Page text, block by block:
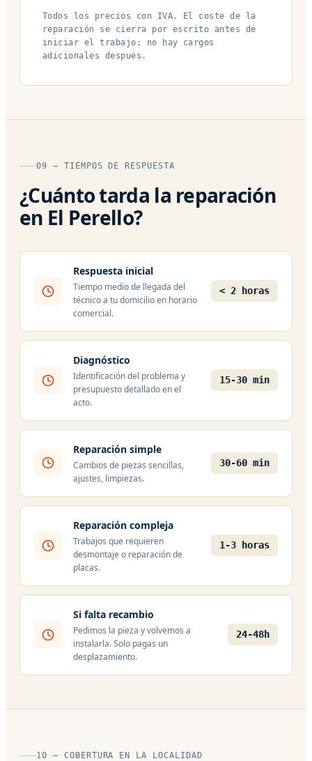
Todos los precios con IVA. El coste de la
reparación se cierra por escrito antes de
iniciar el trabajo; no hay cargos
adicionales después.
09 — TIEMPOS DE RESPUESTA
¿Cuánto tarda la reparación
en El Perello?
Respuesta inicial
Tiempo medio de llegada del
técnico a tu domicilio en horario
comercial.
< 2 horas
Diagnóstico
Identificación del problema y
presupuesto detallado en el
acto.
15-30 min
Reparación simple
Cambios de piezas sencillas,
ajustes, limpiezas.
30-60 min
Reparación compleja
Trabajos que requieren
desmontaje o reparación de
placas.
1-3 horas
Si falta recambio
Pedimos la pieza y volvemos a
instalarla. Solo pagas un
desplazamiento.
24-48h
10 — COBERTURA EN LA LOCALIDAD